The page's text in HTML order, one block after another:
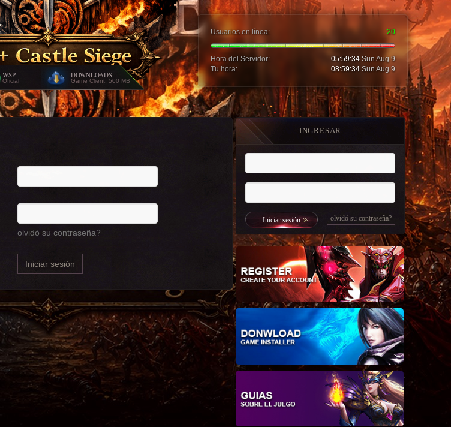
WSP
Oficial
DOWNLOADS
Game Client: 500 MB
Usuarios en línea: 20
Hora del Servidor: 05:59:36 Sun Aug 9
Tu hora:
08:59:36 Sun Aug 9
olvidó su contraseña?
Iniciar sesión
INGRESAR
Iniciar sesión olvidó su contraseña?